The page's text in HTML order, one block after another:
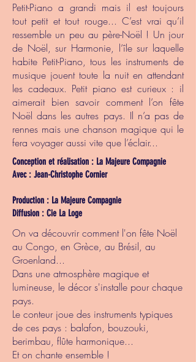
Petit-Piano a grandi mais il est toujours
tout petit et tout rouge... C’est vrai qu’il
ressemble un peu au père-Noël ! Un jour
de Noël, sur Harmonie, l’île sur laquelle
habite Petit-Piano, tous les instruments de
musique jouent toute la nuit en attendant
les cadeaux. Petit piano est curieux : il
aimerait bien savoir comment l’on fête
Noël dans les autres pays. Il n’a pas de
rennes mais une chanson magique qui le
fera voyager aussi vite que l’éclair...
Conception et réalisation : La Majeure Compagnie
Avec : Jean-Christophe Cornier
Production : La Majeure Compagnie
Diffusion : Cie La Loge
On va découvrir comment l'on fête Noël
au Congo, en Grèce, au Brésil, au
Groenland...
Dans une atmosphère magique et
lumineuse, le décor s'installe pour chaque
pays.
Le conteur joue des instruments typiques
de ces pays : balafon, bouzouki,
berimbau, flûte harmonique...
Et on chante ensemble !